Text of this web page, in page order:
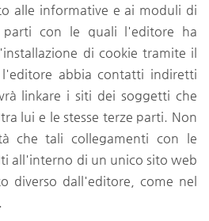
alle informative e ai moduli di
parti con le quali l'editore ha
di cookie tramite il
abbia contatti indiretti
linkare i siti dei soggetti che
lui e le stesse terze parti. Non
che tali collegamenti con le
all'interno di un unico sito web
diverso dall'editore, come nel